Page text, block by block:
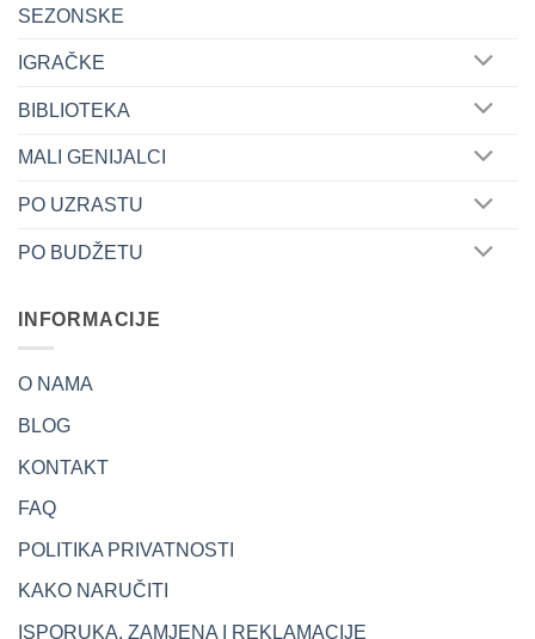
SEZONSKE
IGRAČKE
BIBLIOTEKA
MALI GENIJALCI
PO UZRASTU
PO BUDŽETU
INFORMACIJE
O NAMA
BLOG
KONTAKT
FAQ
POLITIKA PRIVATNOSTI
KAKO NARUČITI
ISPORUKA, ZAMJENA I REKLAMACIJE